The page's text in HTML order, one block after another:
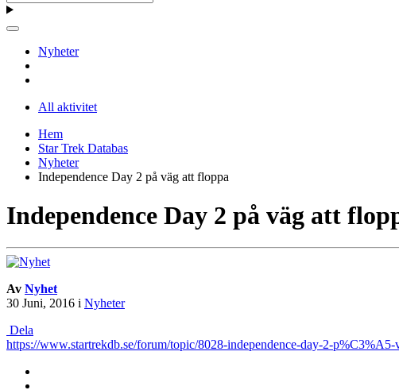
Nyheter
All aktivitet
Hem
Star Trek Databas
Nyheter
Independence Day 2 på väg att floppa
Independence Day 2 på väg att
Av Nyhet
30 Juni, 2016 i Nyheter
Dela
https://www.startrekdb.se/forum/topic/8028-independence-day-2-